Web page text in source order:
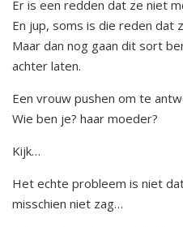
Er is een redden dat ze niet
En jup, soms is die reden dat
Maar dan nog gaan dit sort
achter laten.
Een vrouw pushen om te
Wie ben je? haar moeder?
Kijk…
Het echte probleem is niet
misschien niet zag…